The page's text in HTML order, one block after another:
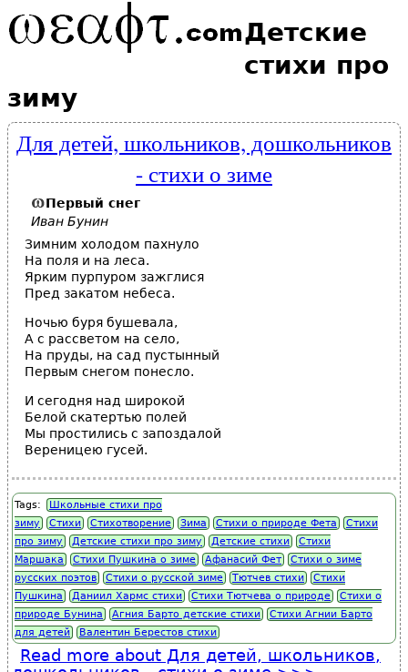
Детские
стихи про
зиму
Для детей, школьников, дошкольников
- стихи о зиме
Первый снег
Иван Бунин
Зимним холодом пахнуло
На поля и на леса.
Ярким пурпуром зажглися
Пред закатом небеса.
Ночью буря бушевала,
А с рассветом на село,
На пруды, на сад пустынный
Первым снегом понесло.
И сегодня над широкой
Белой скатертью полей
Мы простились с запоздалой
Вереницею гусей.
Tags:
Школьные стихи про
зиму
Стихи Стихотворение Зима Стихи о природе Фета
Стихи
про зиму
Детские стихи про зиму Детские стихи
Стихи
Маршака
Стихи Пушкина о зиме Афанасий Фет
Стихи о зиме
русских поэтов
Стихи о русской зиме Тютчев стихи
Стихи
Пушкина
Даниил Хармс стихи Стихи Тютчева о природе
Стихи о
природе Бунина
Агния Барто детские стихи
Стихи Агнии Барто
для детей
Валентин Берестов стихи
Read more about Для детей, школьников,